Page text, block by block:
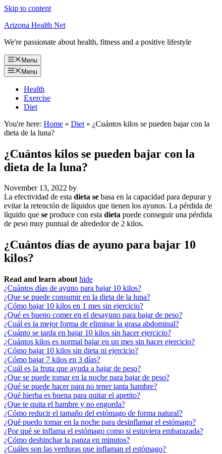
Skip to content
Arizona Health Net
We're passionate about health, fitness and a positive lifestyle
Menu
Menu
Health
Exercise
Diet
You're here: Home » Diet » ¿Cuántos kilos se pueden bajar con la
dieta de la luna?
¿Cuántos kilos se pueden bajar con la
dieta de la luna?
November 13, 2022 by
La efectividad de esta dieta se basa en la capacidad para depurar y
evitar la retención de líquidos que tienen los ayunos. La pérdida de
líquido que se produce con esta dieta puede conseguir una pérdida
de peso muy puntual de alrededor de 2 kilos.
¿Cuántos días de ayuno para bajar 10
kilos?
Read and learn about hide
¿Cuántos días de ayuno para bajar 10 kilos?
¿Que se puede consumir en la dieta de la luna?
¿Cómo bajar 10 kilos en 1 mes sin ejercicio?
¿Qué es bueno comer en el desayuno para bajar de peso?
¿Cuál es la mejor forma de eliminar la grasa abdominal?
¿Cuánto se tarda en bajar 10 kilos sin hacer ejercicio?
¿Cuántos kilos es normal bajar en un mes sin hacer ejercicio?
¿Cómo bajar 10 kilos sin dieta ni ejercicio?
¿Cómo bajar 7 kilos en 3 días?
¿Cuál es la fruta que ayuda a bajar de peso?
¿Que se puede tomar en la noche para bajar de peso?
¿Qué se puede hacer para no tener tanta hambre?
¿Qué hierba es buena para quitar el apetito?
¿Que te quita el hambre y no engorda?
¿Cómo reducir el tamaño del estómago de forma natural?
¿Qué puedo tomar en la noche para desinflamar el estómago?
¿Por qué se inflama el estómago como si estuviera embarazada?
¿Cómo deshinchar la panza en minutos?
¿Cuáles son las verduras que inflaman el estómago?